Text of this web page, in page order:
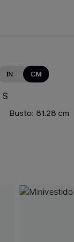
IN CM
S
Busto: 81.28 cm